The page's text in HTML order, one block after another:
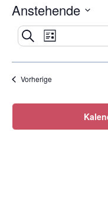
Anstehende
Datum
wählen.
Suche
und
Ansichten,
Navigation
SucheListe
VorherigeVeranstaltungen